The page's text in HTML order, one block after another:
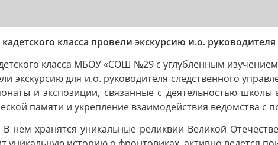
класса провели экскурсию и.о.
класса МБОУ «СОШ №29 с углубленным
экскурсию для и.о. руководителя следственного
и экспозиции, связанные с деятельностью
памяти и укрепление взаимодействия ведомства
нем хранятся уникальные реликвии Великой